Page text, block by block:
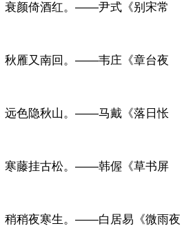
衰颜倚酒红。——尹式《别宋常
秋雁又南回。——韦庄《章台夜
远色隐秋山。——马戴《落日怅
寒藤挂古松。——韩偓《草书屏
稍稍夜寒生。——白居易《微雨夜